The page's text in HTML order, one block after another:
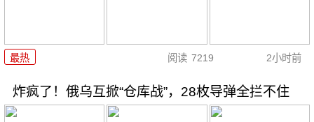
最热 阅读 7219 2小时前
炸疯了！俄乌互掀“仓库战”，28枚导弹全拦不住